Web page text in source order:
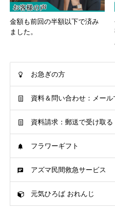
金額も前回の半額以下で済み
ました。
お急ぎの方
資料＆問い合わせ：メール
資料請求：郵送で受け取る
フラワーギフト
アズマ民間救急サービス
元気ひろば おれんじ